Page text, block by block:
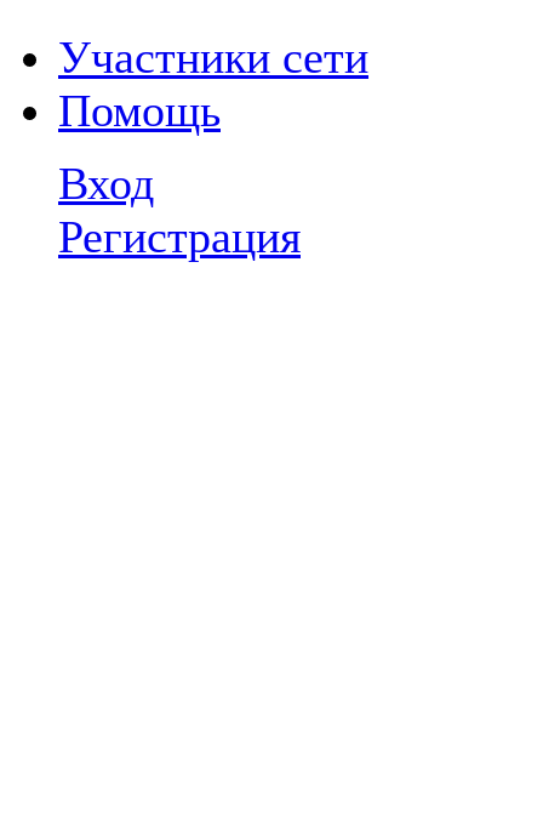
Участники сети
Помощь
Вход
Регистрация